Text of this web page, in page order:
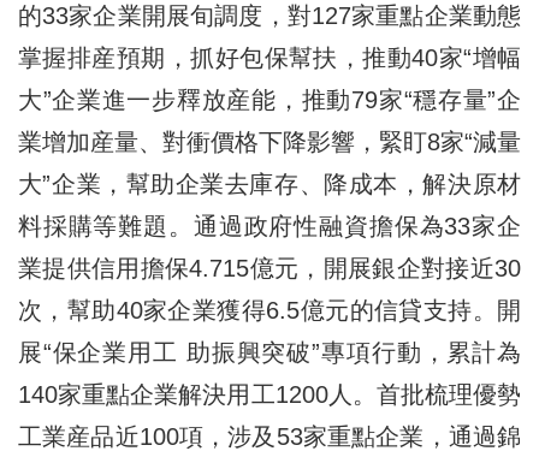
的33家企業開展旬調度，對127家重點企業動態
掌握排産預期，抓好包保幫扶，推動40家“增幅
大”企業進一步釋放産能，推動79家“穩存量”企
業增加産量、對衝價格下降影響，緊盯8家“減量
大”企業，幫助企業去庫存、降成本，解決原材
料採購等難題。通過政府性融資擔保為33家企
業提供信用擔保4.715億元，開展銀企對接近30
次，幫助40家企業獲得6.5億元的信貸支持。開
展“保企業用工 助振興突破”專項行動，累計為
140家重點企業解決用工1200人。首批梳理優勢
工業産品近100項，涉及53家重點企業，通過錦